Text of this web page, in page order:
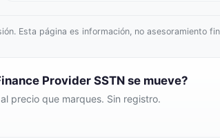
Esta página es información, no asesoramiento
Provider SSTN se mueve?
precio que marques. Sin registro.